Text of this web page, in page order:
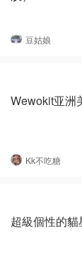
豆姑娘
Wewokit亚洲
Kk不吃糖
超級個性的貓